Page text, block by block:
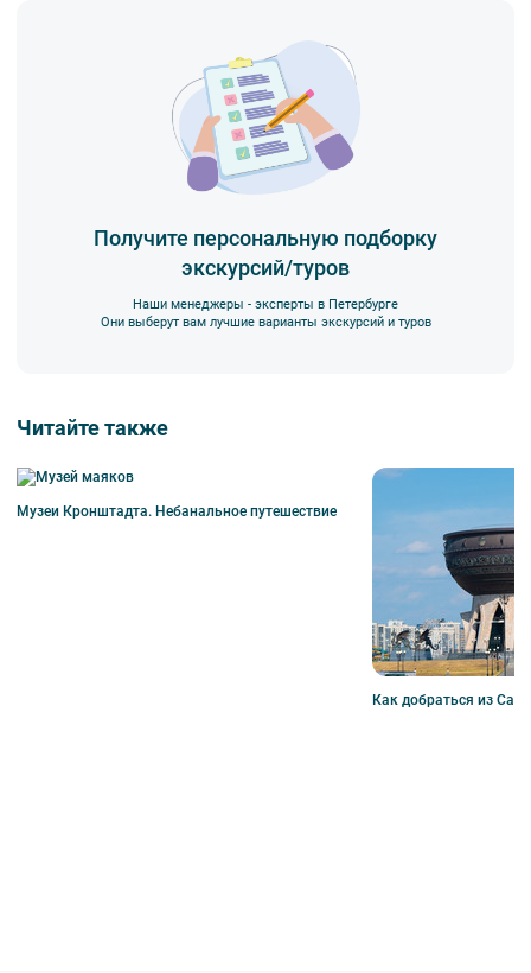
Получите персональную подборку
экскурсий/туров
Наши менеджеры - эксперты в Петербурге
Они выберут вам лучшие варианты экскурсий и туров
Читайте также
Музеи Кронштадта. Небанальное путешествие
Как добраться из